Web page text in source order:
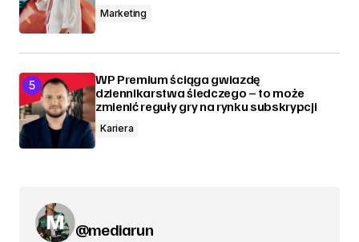
Marketing
WP Premium ściąga gwiazdę
dziennikarstwa śledczego – to może
zmienić reguły gry na rynku subskrypcji
Kariera
@mediarun